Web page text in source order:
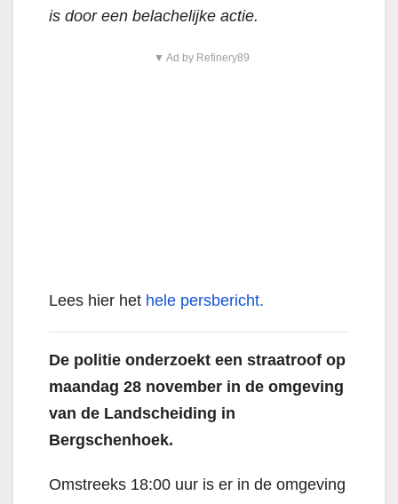
is door een belachelijke actie.
▼ Ad by Refinery89
Lees hier het hele persbericht.
De politie onderzoekt een straatroof op
maandag 28 november in de omgeving
van de Landscheiding in
Bergschenhoek.
Omstreeks 18:00 uur is er in de omgeving